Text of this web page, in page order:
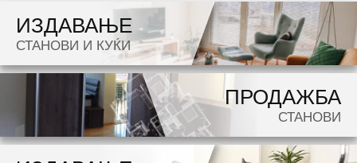
Dokolku barate stan, kuka, deloven prostor ova e vistinskoto mesto da ja zapocnete vasata
ИЗДАВАЊЕ
СТАНОВИ И КУЌИ
ПРОДАЖБА
СТАНОВИ